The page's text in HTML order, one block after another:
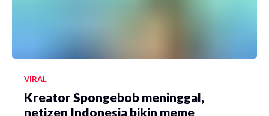
VIRAL
Kreator Spongebob meninggal,
netizen Indonesia bikin meme